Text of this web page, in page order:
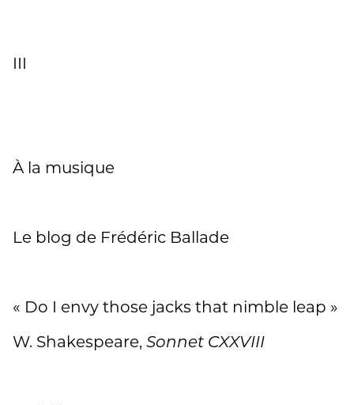
III
À la musique
Le blog de Frédéric Ballade
« Do I envy those jacks that nimble leap »
W. Shakespeare, Sonnet CXXVIII